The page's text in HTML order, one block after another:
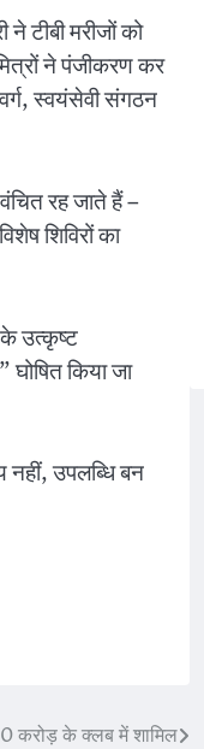
टीबी मरीजों को
ने पंजीकरण कर
स्वयंसेवी संगठन
रह जाते हैं –
शिविरों का
के उत्कृष्ट
किया जा
नहीं, उपलब्धि बन
करोड़ के क्लब में शामिल